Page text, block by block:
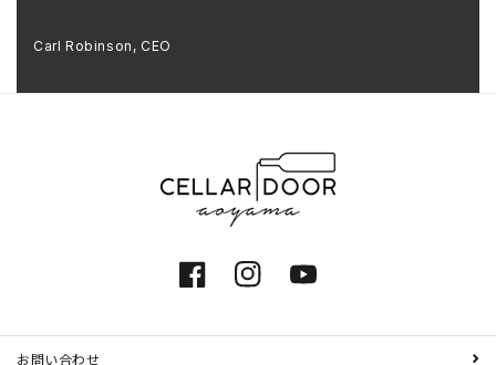
Carl Robinson, CEO
FacebookInstagramYouTube
お問い合わせ